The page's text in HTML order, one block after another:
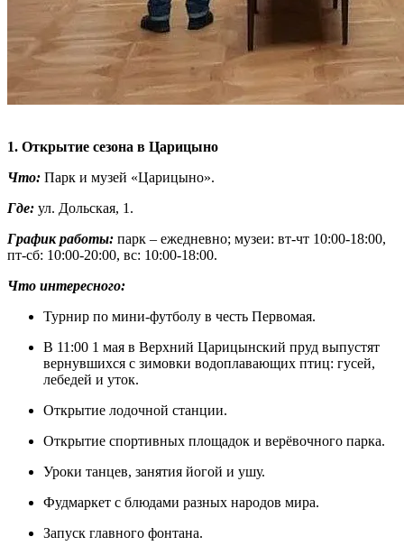
1. Открытие сезона в Царицыно
Что: Парк и музей «Царицыно».
Где: ул. Дольская, 1.
График работы: парк – ежедневно; музеи: вт-чт 10:00-18:00,
пт-сб: 10:00-20:00, вс: 10:00-18:00.
Что интересного:
Турнир по мини-футболу в честь Первомая.
В 11:00 1 мая в Верхний Царицынский пруд выпустят
вернувшихся с зимовки водоплавающих птиц: гусей,
лебедей и уток.
Открытие лодочной станции.
Открытие спортивных площадок и верёвочного парка.
Уроки танцев, занятия йогой и ушу.
Фудмаркет с блюдами разных народов мира.
Запуск главного фонтана.